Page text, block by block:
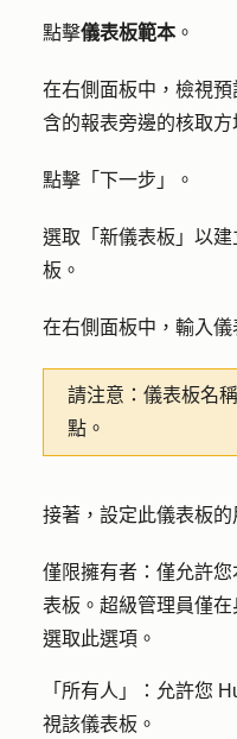
點擊儀表板範本 。
在右側面板中，檢視
含的報表旁邊的核取方
點擊「 下一步 」。
選取 「新儀表板 」以
板。
在右側面板中，輸入儀
請注意：儀表板名稱
點。
接著，設定此儀表板的
僅限擁有者： 僅允許您
表板。超級管理員僅
選取此選項。
「 所有人」： 允許您
視該儀表板。